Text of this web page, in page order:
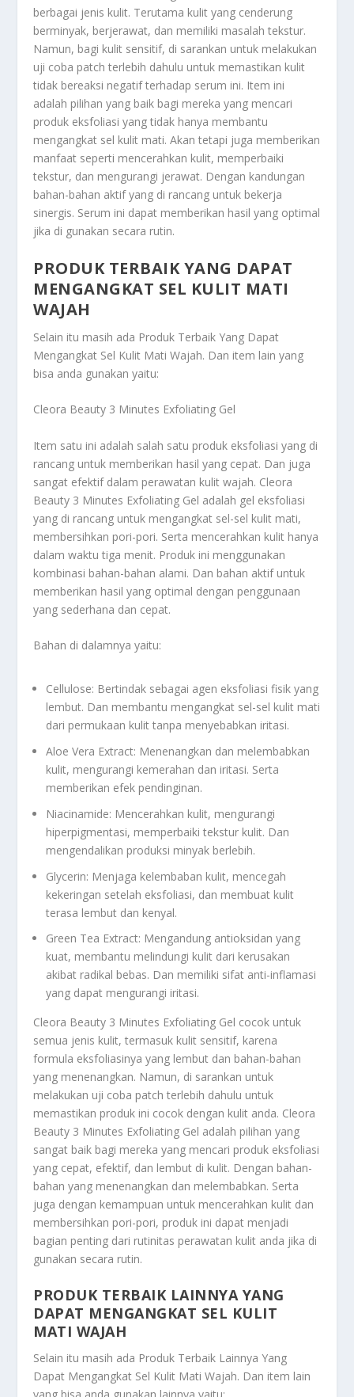
berbagai jenis kulit. Terutama kulit yang cenderung
berminyak, berjerawat, dan memiliki masalah tekstur.
Namun, bagi kulit sensitif, di sarankan untuk melakukan
uji coba patch terlebih dahulu untuk memastikan kulit
tidak bereaksi negatif terhadap serum ini. Item ini
adalah pilihan yang baik bagi mereka yang mencari
produk eksfoliasi yang tidak hanya membantu
mengangkat sel kulit mati. Akan tetapi juga memberikan
manfaat seperti mencerahkan kulit, memperbaiki
tekstur, dan mengurangi jerawat. Dengan kandungan
bahan-bahan aktif yang di rancang untuk bekerja
sinergis. Serum ini dapat memberikan hasil yang optimal
jika di gunakan secara rutin.
PRODUK TERBAIK YANG DAPAT
MENGANGKAT SEL KULIT MATI
WAJAH
Selain itu masih ada Produk Terbaik Yang Dapat
Mengangkat Sel Kulit Mati Wajah. Dan item lain yang
bisa anda gunakan yaitu:
Cleora Beauty 3 Minutes Exfoliating Gel
Item satu ini adalah salah satu produk eksfoliasi yang di
rancang untuk memberikan hasil yang cepat. Dan juga
sangat efektif dalam perawatan kulit wajah. Cleora
Beauty 3 Minutes Exfoliating Gel adalah gel eksfoliasi
yang di rancang untuk mengangkat sel-sel kulit mati,
membersihkan pori-pori. Serta mencerahkan kulit hanya
dalam waktu tiga menit. Produk ini menggunakan
kombinasi bahan-bahan alami. Dan bahan aktif untuk
memberikan hasil yang optimal dengan penggunaan
yang sederhana dan cepat.
Bahan di dalamnya yaitu:
Cellulose: Bertindak sebagai agen eksfoliasi fisik yang
lembut. Dan membantu mengangkat sel-sel kulit mati
dari permukaan kulit tanpa menyebabkan iritasi.
Aloe Vera Extract: Menenangkan dan melembabkan
kulit, mengurangi kemerahan dan iritasi. Serta
memberikan efek pendinginan.
Niacinamide: Mencerahkan kulit, mengurangi
hiperpigmentasi, memperbaiki tekstur kulit. Dan
mengendalikan produksi minyak berlebih.
Glycerin: Menjaga kelembaban kulit, mencegah
kekeringan setelah eksfoliasi, dan membuat kulit
terasa lembut dan kenyal.
Green Tea Extract: Mengandung antioksidan yang
kuat, membantu melindungi kulit dari kerusakan
akibat radikal bebas. Dan memiliki sifat anti-inflamasi
yang dapat mengurangi iritasi.
Cleora Beauty 3 Minutes Exfoliating Gel cocok untuk
semua jenis kulit, termasuk kulit sensitif, karena
formula eksfoliasinya yang lembut dan bahan-bahan
yang menenangkan. Namun, di sarankan untuk
melakukan uji coba patch terlebih dahulu untuk
memastikan produk ini cocok dengan kulit anda. Cleora
Beauty 3 Minutes Exfoliating Gel adalah pilihan yang
sangat baik bagi mereka yang mencari produk eksfoliasi
yang cepat, efektif, dan lembut di kulit. Dengan bahan-
bahan yang menenangkan dan melembabkan. Serta
juga dengan kemampuan untuk mencerahkan kulit dan
membersihkan pori-pori, produk ini dapat menjadi
bagian penting dari rutinitas perawatan kulit anda jika di
gunakan secara rutin.
PRODUK TERBAIK LAINNYA YANG
DAPAT MENGANGKAT SEL KULIT
MATI WAJAH
Selain itu masih ada Produk Terbaik Lainnya Yang
Dapat Mengangkat Sel Kulit Mati Wajah. Dan item lain